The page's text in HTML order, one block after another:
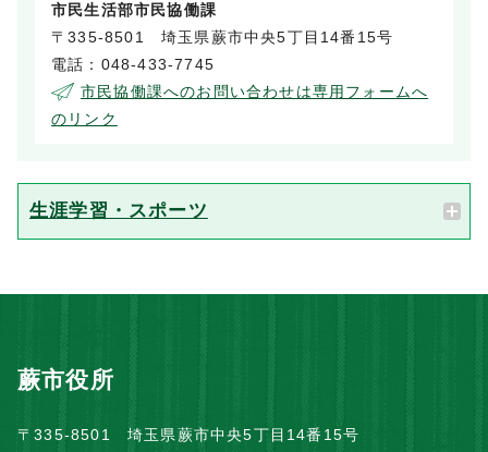
市民生活部市民協働課
〒335-8501 埼玉県蕨市中央5丁目14番15号
電話：048-433-7745
市民協働課へのお問い合わせは専用フォームへ
のリンク
生涯学習・スポーツ
蕨市役所
〒335-8501 埼玉県蕨市中央5丁目14番15号